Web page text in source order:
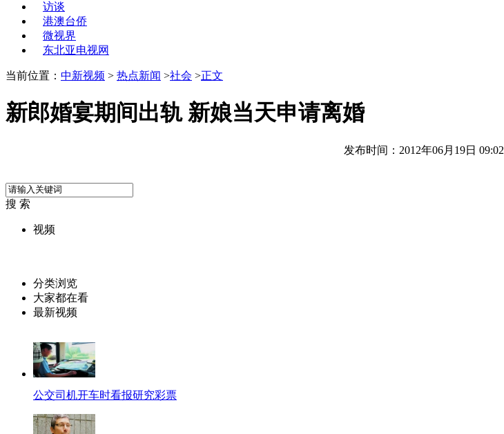
访谈
港澳台侨
微视界
东北亚电视网
当前位置： 中新视频 > 热点新闻 >社会 >正文
新郎婚宴期间出轨 新娘当天申请离婚
发布时间：2012年06月19日 09:02
搜 索
视频
分类浏览
大家都在看
最新视频
公交司机开车时看报研究彩票